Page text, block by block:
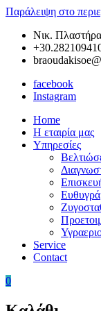
Παράλειψη στο
Νικ.
facebook
Instagram
Braoudakis
Συνεργείο
Αυτοκινήτων
Ευθυγράμμιση
Ζυγοσταθμιση
–
Αυτοκινήτων
Home
Η εταιρία μας
Υπηρεσίες
Service
Contact
0